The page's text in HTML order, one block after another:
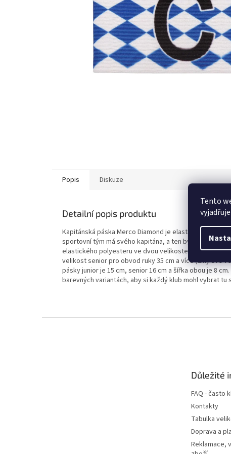
Tento
Popis Diskuze
Detailní popis produktu
Kapitánská páska Merco Diamond je elastická páska s
sportovní tým má svého kapitána, a ten by měl být taky
elastického polyesteru ve dvou velikostech – junior a
velikost senior pro obvod ruky 35 cm a více (díky své
pásky junior je 15 cm, senior 16 cm a šířka obou je 8
barevných variantách, aby si každý klub mohl vybrat
Důležité
FAQ - často
Kontakty
Tabulka
Doprava a
Reklamace,